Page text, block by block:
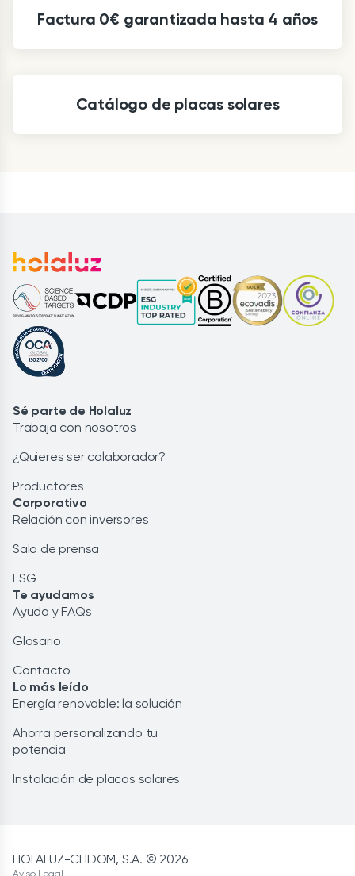
Factura 0€ garantizada hasta 4 años
Catálogo de placas solares
Sé parte de Holaluz
Trabaja con nosotros
¿Quieres ser colaborador?
Productores
Corporativo
Relación con inversores
Sala de prensa
ESG
Te ayudamos
Ayuda y FAQs
Glosario
Contacto
Lo más leído
Energía renovable: la solución
Ahorra personalizando tu
potencia
Instalación de placas solares
HOLALUZ-CLIDOM, S.A. © 2026
Aviso Legal